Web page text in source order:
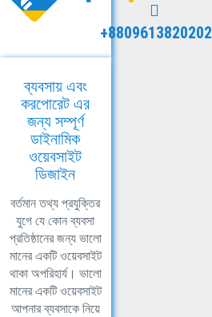
+8809613820202
ব্যবসায় এবং
করপোরেট এর
জন্য সম্পূর্ণ
ডাইনামিক
ওয়েবসাইট
ডিজাইন
বর্তমান তথ্য প্রযুক্তির
যুগে যে কোন ব্যবসা
প্রতিষ্ঠানের জন্য ভালো
মানের একটি ওয়েবসাইট
থাকা অপরিহার্য। ভালো
মানের একটি ওয়েবসাইট
আপনার ব্যবসাকে নিয়ে